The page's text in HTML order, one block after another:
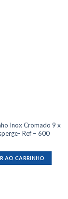
Inox Cromado 9 x
Ref – 600
AO CARRINHO